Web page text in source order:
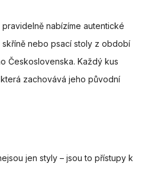
nabízíme autentické
nebo psací stoly z období
Československa. Každý kus
zachovává jeho původní
jen styly – jsou to přístupy k